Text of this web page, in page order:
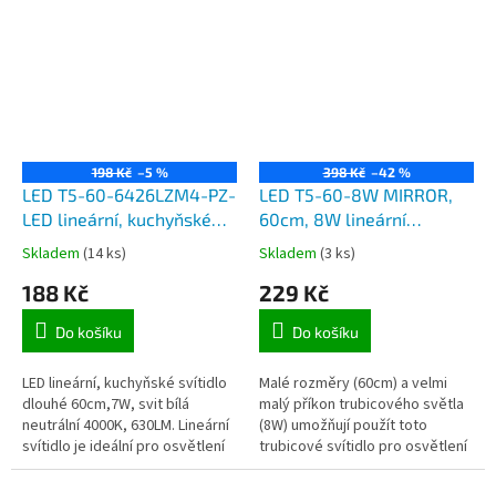
198 Kč –5 %
LED T5-60-6426LZM4-PZ-
LED lineární, kuchyňské
svítidlo dlouhé 60cm,7W,
vypínač a napájecí kabel
do zásuvky 230V
Skladem (14 ks)
188 Kč
Do košíku
LED lineární, kuchyňské svítidlo
dlouhé 60cm,7W, svit bílá
neutrální 4000K, 630LM. Lineární
svítidlo je ideální pro osvětlení
kuchyňských linek, desek,
398 Kč –42 %
LED T5-60-8W MIRROR,
60cm, 8W lineární
kuchyňské svítidlo LED,
světelný tok 720lm, svit
bílá studená
Skladem (3 ks)
229 Kč
Do košíku
Malé rozměry (60cm) a velmi
malý příkon trubicového světla
(8W) umožňují použít toto
trubicové svítidlo pro osvětlení
kuchyňských linek, podhledů,